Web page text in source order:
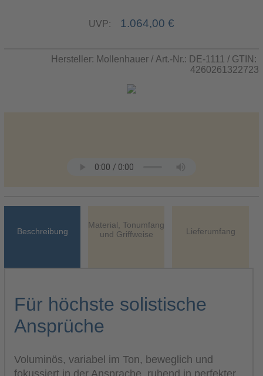
UVP: 1.064,00 €
Hersteller: Mollenhauer / Art.-Nr.: DE-1111 / GTIN:
4260261322723
Beschreibung
Material, Tonumfang
und Griffweise
Lieferumfang
Für höchste solistische
Ansprüche
Voluminös, variabel im Ton, beweglich und